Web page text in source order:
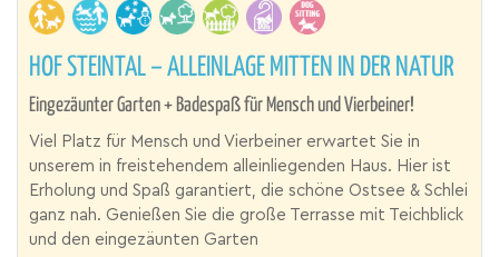
HOF STEINTAL – ALLEINLAGE MITTEN IN DER NATUR
Eingezäunter Garten + Badespaß für Mensch und Vierbeiner!
Viel Platz für Mensch und Vierbeiner erwartet Sie in
unserem in freistehendem alleinliegenden Haus. Hier ist
Erholung und Spaß garantiert, die schöne Ostsee & Schlei
ganz nah. Genießen Sie die große Terrasse mit Teichblick
und den eingezäunten Garten